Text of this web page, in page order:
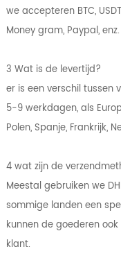
we accepteren BTC,
Money gram, Paypal, enz.
3 Wat is de levertijd?
er is een verschil tussen
5-9 werkdagen, als
Polen, Spanje, Frankrijk,
4 wat zijn de
Meestal gebruiken we
sommige landen een
kunnen de goederen
klant.